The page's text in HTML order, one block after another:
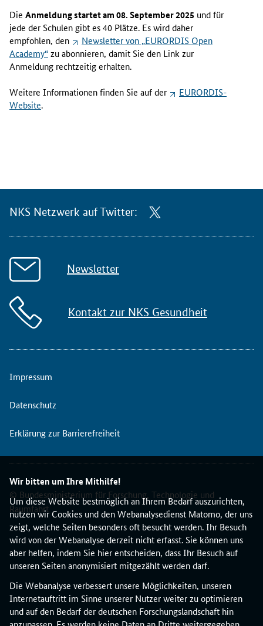
Wir bitten um Ihre Mithilfe!
Um diese Website bestmöglich an Ihrem Bedarf auszurichten,
nutzen wir Cookies und den Webanalysedienst Matomo, der uns
zeigt, welche Seiten besonders oft besucht werden. Ihr Besuch
wird von der Webanalyse derzeit nicht erfasst. Sie können uns
aber helfen, indem Sie hier entscheiden, dass Ihr Besuch auf
unseren Seiten anonymisiert mitgezählt werden darf.
Die Webanalyse verbessert unsere Möglichkeiten, unseren
Internetauftritt im Sinne unserer Nutzer weiter zu optimieren
und auf den Bedarf der deutschen Forschungslandschaft hin
Die Anmeldung startet am 08. September 2025 und für
jede der Schulen gibt es 40 Plätze. Es wird daher
empfohlen, den
Newslettervon „EURORDIS Open
Academy“zu abonnieren, damit Sie den Link zur
Anmeldung rechtzeitig erhalten.
Weitere Informationen finden Sie auf der
EURORDIS-
Website.
NKS Netzwerk auf Twitter:
Newsletter
Kontakt zur NKS Gesundheit
Impressum
Datenschutz
Erklärung zur Barrierefreiheit
© Bundesministerium für Forschung, Technologie und
Raumfahrt